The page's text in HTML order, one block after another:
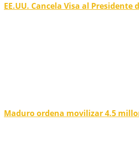
EE.UU. Cancela Visa al
Maduro ordena movilizar 4.5